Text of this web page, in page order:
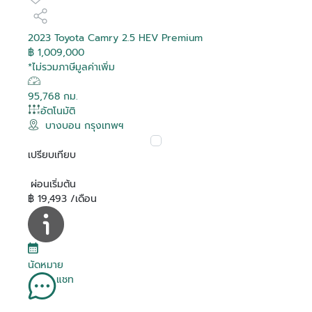
2023 Toyota Camry 2.5 HEV Premium
฿ 1,009,000
*ไม่รวมภาษีมูลค่าเพิ่ม
95,768 กม.
อัตโนมัติ
บางบอน กรุงเทพฯ
เปรียบเทียบ
ผ่อนเริ่มต้น
฿ 19,493 /เดือน
นัดหมาย
แชท